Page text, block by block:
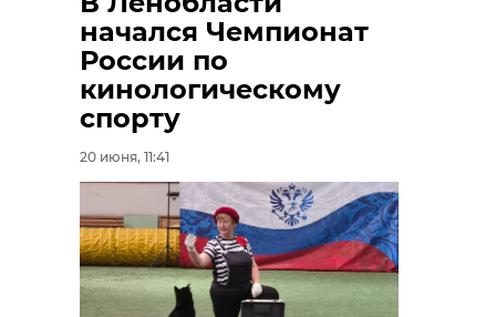
начался Чемпионат
России по
кинологическому
спорту
20 июня, 11:41